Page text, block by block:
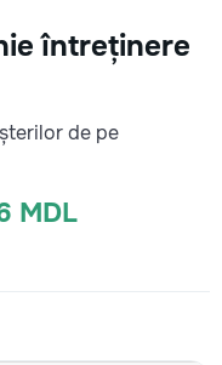
întreținere
de pe
MDL